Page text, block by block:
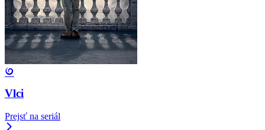
Vlci
Prejsť na seriál